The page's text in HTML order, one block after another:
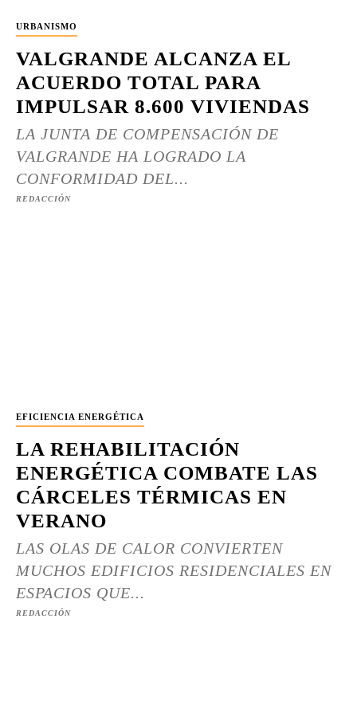
URBANISMO
VALGRANDE ALCANZA EL
ACUERDO TOTAL PARA
IMPULSAR 8.600 VIVIENDAS
LA JUNTA DE COMPENSACIÓN DE
VALGRANDE HA LOGRADO LA
CONFORMIDAD DEL...
REDACCIÓN
EFICIENCIA ENERGÉTICA
LA REHABILITACIÓN
ENERGÉTICA COMBATE LAS
CÁRCELES TÉRMICAS EN
VERANO
LAS OLAS DE CALOR CONVIERTEN
MUCHOS EDIFICIOS RESIDENCIALES EN
ESPACIOS QUE...
REDACCIÓN